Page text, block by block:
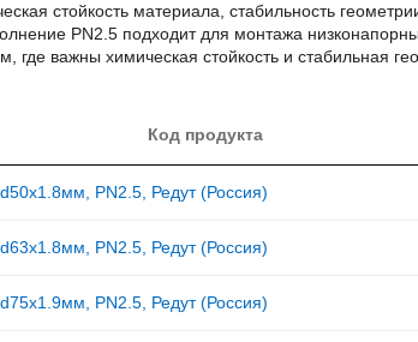
стойкость материала, стабильность
PN2.5 подходит для монтажа
где важны химическая стойкость и стабильная
Код продукта
PN2.5, Редут (Россия)
PN2.5, Редут (Россия)
PN2.5, Редут (Россия)